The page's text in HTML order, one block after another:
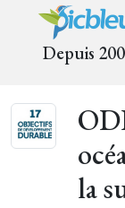
Depuis
la